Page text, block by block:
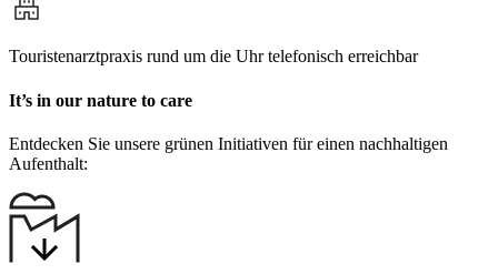
Touristenarztpraxis rund um die Uhr telefonisch erreichbar
It’s in our nature to care
Entdecken Sie unsere grünen Initiativen für einen nachhaltigen
Aufenthalt: